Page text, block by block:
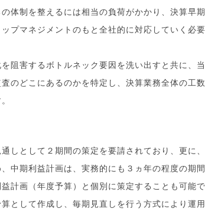
体制を整えるには相当の負荷がかかり、決算早期
プマネジメントのもと全社的に対応していく必要
阻害するボトルネック要因を洗い出すと共に、当
のどこにあるのかを特定し、決算業務全体の工数
しとして２期間の策定を要請されており、更に、
中期利益計画は、実務的にも３ヵ年の程度の期間
計画（年度予算）と個別に策定することも可能で
として作成し、毎期見直しを行う方式により運用